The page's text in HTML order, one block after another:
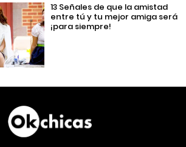
13 Señales de que la amistad
entre tú y tu mejor amiga será
¡para siempre!